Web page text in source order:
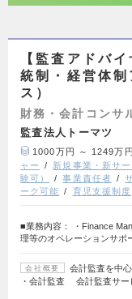
【監査アドバ
統制・経営体
ス）
財務・会計コンサ
監査法人トーマツ
1000万円 ～ 1249万円
ャー
新規事業・新サー
験可）
事業責任者
ーク可能
育児支援制度
■業務内容： ・Finance
理等のオペレーションサポ
会社概要
会計監査を中
・会計監査 会計監査サ